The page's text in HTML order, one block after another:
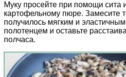
Муку просейте при помощи сита
картофельному пюре. Замесите
получилось мягким и
полотенцем и оставьте
полчаса.